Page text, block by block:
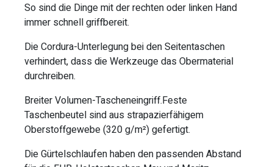
So sind die Dinge mit der rechten oder linken Hand
immer schnell griffbereit.
Die Cordura-Unterlegung bei den Seitentaschen
verhindert, dass die Werkzeuge das Obermaterial
durchreiben.
Breiter Volumen-Tascheneingriff.Feste
Taschenbeutel sind aus strapazierfähigem
Oberstoffgewebe (320 g/m²) gefertigt.
Die Gürtelschlaufen haben den passenden Abstand